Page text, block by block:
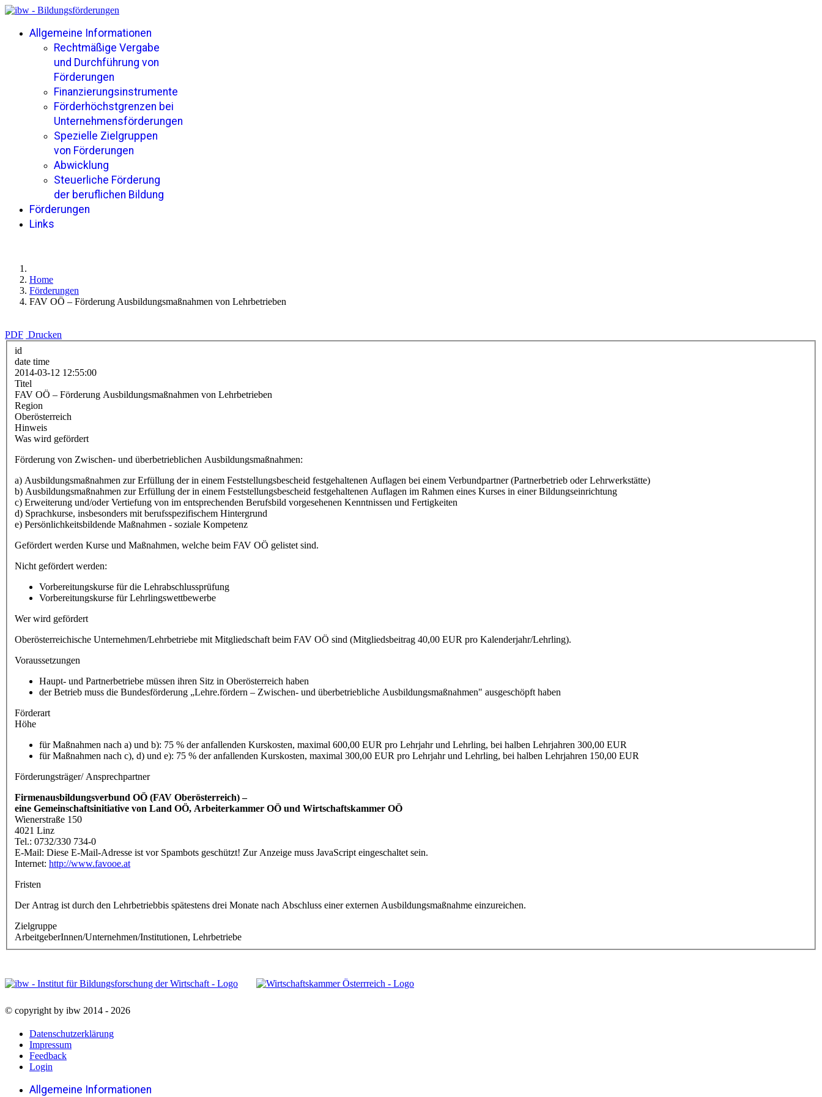
Allgemeine Informationen
Rechtmäßige Vergabe
und Durchführung von
Förderungen
Finanzierungsinstrumente
Förderhöchstgrenzen bei
Unternehmensförderungen
Spezielle Zielgruppen
von Förderungen
Abwicklung
Steuerliche Förderung
der beruflichen Bildung
Förderungen
Links
Home
Förderungen
FAV OÖ – Förderung Ausbildungsmaßnahmen von Lehrbetrieben
PDF Drucken
id
date time
2014-03-12 12:55:00
Titel
FAV OÖ – Förderung Ausbildungsmaßnahmen von Lehrbetrieben
Region
Oberösterreich
Hinweis
Was wird gefördert
Förderung von Zwischen- und überbetrieblichen Ausbildungsmaßnahmen:
a) Ausbildungsmaßnahmen zur Erfüllung der in einem Feststellungsbescheid festgehaltenen Auflagen bei einem Verbundpartner (Partnerbetrieb oder Lehrwerkstätte)
b) Ausbildungsmaßnahmen zur Erfüllung der in einem Feststellungsbescheid festgehaltenen Auflagen im Rahmen eines Kurses in einer Bildungseinrichtung
c) Erweiterung und/oder Vertiefung von im entsprechenden Berufsbild vorgesehenen Kenntnissen und Fertigkeiten
d) Sprachkurse, insbesonders mit berufsspezifischem Hintergrund
e) Persönlichkeitsbildende Maßnahmen - soziale Kompetenz
Gefördert werden Kurse und Maßnahmen, welche beim FAV OÖ gelistet sind.
Nicht gefördert werden:
Vorbereitungskurse für die Lehrabschlussprüfung
Vorbereitungskurse für Lehrlingswettbewerbe
Wer wird gefördert
Oberösterreichische Unternehmen/Lehrbetriebe mit Mitgliedschaft beim FAV OÖ sind (Mitgliedsbeitrag 40,00 EUR pro Kalenderjahr/Lehrling).
Voraussetzungen
Haupt- und Partnerbetriebe müssen ihren Sitz in Oberösterreich haben
der Betrieb muss die Bundesförderung „Lehre.fördern – Zwischen- und überbetriebliche Ausbildungsmaßnahmen" ausgeschöpft haben
Förderart
Höhe
für Maßnahmen nach a) und b): 75 % der anfallenden Kurskosten, maximal 600,00 EUR pro Lehrjahr und Lehrling, bei halben Lehrjahren 300,00 EUR
für Maßnahmen nach c), d) und e): 75 % der anfallenden Kurskosten, maximal 300,00 EUR pro Lehrjahr und Lehrling, bei halben Lehrjahren 150,00 EUR
Förderungsträger/ Ansprechpartner
Firmenausbildungsverbund OÖ (FAV Oberösterreich) –
eine Gemeinschaftsinitiative von Land OÖ, Arbeiterkammer OÖ und Wirtschaftskammer OÖ
Wienerstraße 150
4021 Linz
Tel.: 0732/330 734-0
E-Mail: Diese E-Mail-Adresse ist vor Spambots geschützt! Zur Anzeige muss JavaScript eingeschaltet sein.
Internet: http://www.favooe.at
Fristen
Der Antrag ist durch den Lehrbetriebbis spätestens drei Monate nach Abschluss einer externen Ausbildungsmaßnahme einzureichen.
Zielgruppe
ArbeitgeberInnen/Unternehmen/Institutionen, Lehrbetriebe
© copyright by ibw 2014 - 2026
Datenschutzerklärung
Impressum
Feedback
Login
Allgemeine Informationen